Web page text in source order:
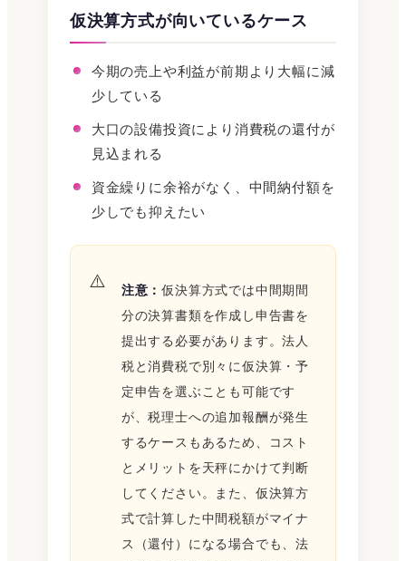
仮決算方式が向いているケース
今期の売上や利益が前期より大幅に減
少している
大口の設備投資により消費税の還付が
見込まれる
資金繰りに余裕がなく、中間納付額を
少しでも抑えたい
注意：仮決算方式では中間期間
分の決算書類を作成し申告書を
提出する必要があります。法人
税と消費税で別々に仮決算・予
定申告を選ぶことも可能です
が、税理士への追加報酬が発生
するケースもあるため、コスト
とメリットを天秤にかけて判断
してください。また、仮決算方
式で計算した中間税額がマイナ
ス（還付）になる場合でも、法